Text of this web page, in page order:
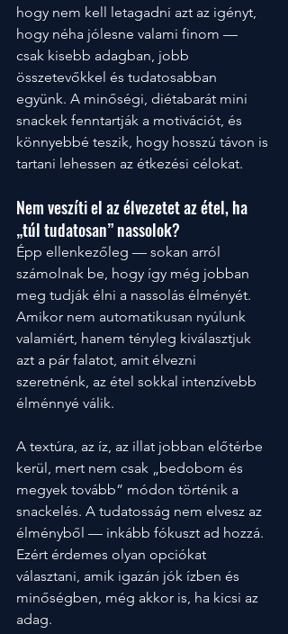
hogy nem kell letagadni azt az igényt,
hogy néha jólesne valami finom —
csak kisebb adagban, jobb
összetevőkkel és tudatosabban
együnk. A minőségi, diétabarát mini
snackek fenntartják a motivációt, és
könnyebbé teszik, hogy hosszú távon is
tartani lehessen az étkezési célokat.
Nem veszíti el az élvezetet az étel, ha
„túl tudatosan” nassolok?
Épp ellenkezőleg — sokan arról
számolnak be, hogy így még jobban
meg tudják élni a nassolás élményét.
Amikor nem automatikusan nyúlunk
valamiért, hanem tényleg kiválasztjuk
azt a pár falatot, amit élvezni
szeretnénk, az étel sokkal intenzívebb
élménnyé válik.
A textúra, az íz, az illat jobban előtérbe
kerül, mert nem csak „bedobom és
megyek tovább” módon történik a
snackelés. A tudatosság nem elvesz az
élményből — inkább fókuszt ad hozzá.
Ezért érdemes olyan opciókat
választani, amik igazán jók ízben és
minőségben, még akkor is, ha kicsi az
adag.